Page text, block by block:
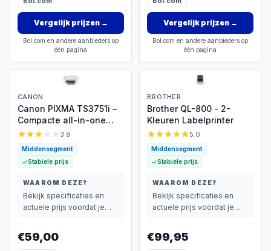
Vergelijk prijzen→
Bol.com en andere aanbieders op
één pagina
Vergelijk prijzen→
Bol.com en andere aanbieders op
één pagina
CANON
Canon PIXMA TS3751i –
Compacte all-in-one
inkjetprinter
3.9
Middensegment
Stabiele prijs
WAAROM DEZE?
Bekijk specificaties en
actuele prijs voordat je
€59,00
BROTHER
Brother QL-800 - 2-
Kleuren Labelprinter
5.0
Middensegment
Stabiele prijs
WAAROM DEZE?
Bekijk specificaties en
actuele prijs voordat je
€99,95